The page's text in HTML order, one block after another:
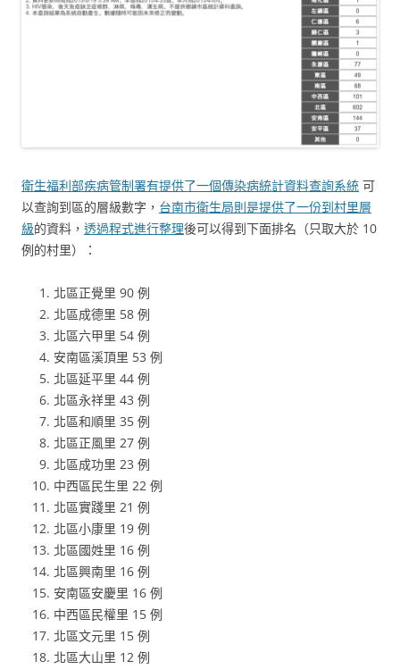
衛生福利部疾病管制署有提供了一個傳染病統計資料查詢系統 可
以查詢到區的層級數字， 台南市衛生局則是提供了一份到村里層
級的資料， 透過程式進行整理後可以得到下面排名（只取大於 10
例的村里）：
北區正覺里 90 例
北區成德里 58 例
北區六甲里 54 例
安南區溪頂里 53 例
北區延平里 44 例
北區永祥里 43 例
北區和順里 35 例
北區正風里 27 例
北區成功里 23 例
中西區民生里 22 例
北區實踐里 21 例
北區小康里 19 例
北區國姓里 16 例
北區興南里 16 例
安南區安慶里 16 例
中西區民權里 15 例
北區文元里 15 例
北區大山里 12 例